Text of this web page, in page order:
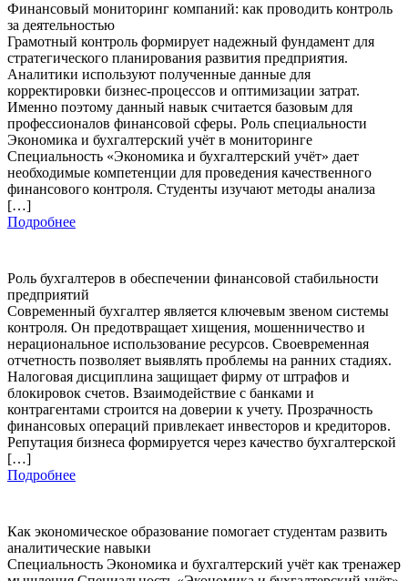
Финансовый мониторинг компаний: как проводить контроль
за деятельностью
Грамотный контроль формирует надежный фундамент для
стратегического планирования развития предприятия.
Аналитики используют полученные данные для
корректировки бизнес-процессов и оптимизации затрат.
Именно поэтому данный навык считается базовым для
профессионалов финансовой сферы. Роль специальности
Экономика и бухгалтерский учёт в мониторинге
Специальность «Экономика и бухгалтерский учёт» дает
необходимые компетенции для проведения качественного
финансового контроля. Студенты изучают методы анализа
[…]
Подробнее
Роль бухгалтеров в обеспечении финансовой стабильности
предприятий
Современный бухгалтер является ключевым звеном системы
контроля. Он предотвращает хищения, мошенничество и
нерациональное использование ресурсов. Своевременная
отчетность позволяет выявлять проблемы на ранних стадиях.
Налоговая дисциплина защищает фирму от штрафов и
блокировок счетов. Взаимодействие с банками и
контрагентами строится на доверии к учету. Прозрачность
финансовых операций привлекает инвесторов и кредиторов.
Репутация бизнеса формируется через качество бухгалтерской
[…]
Подробнее
Как экономическое образование помогает студентам развить
аналитические навыки
Специальность Экономика и бухгалтерский учёт как тренажер